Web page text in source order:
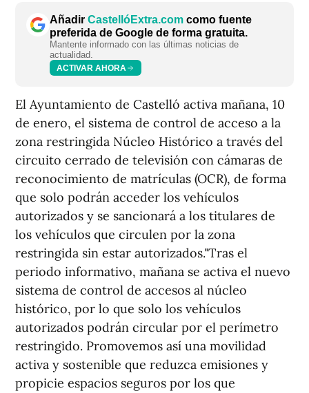
Añadir CastellóExtra.com como fuente
preferida de Google de forma gratuita.
Mantente informado con las últimas noticias de
actualidad.
ACTIVAR AHORA
El Ayuntamiento de Castelló activa mañana, 10
de enero, el sistema de control de acceso a la
zona restringida Núcleo Histórico a través del
circuito cerrado de televisión con cámaras de
reconocimiento de matrículas (OCR), de forma
que solo podrán acceder los vehículos
autorizados y se sancionará a los titulares de
los vehículos que circulen por la zona
restringida sin estar autorizados."Tras el
periodo informativo, mañana se activa el nuevo
sistema de control de accesos al núcleo
histórico, por lo que solo los vehículos
autorizados podrán circular por el perímetro
restringido. Promovemos así una movilidad
activa y sostenible que reduzca emisiones y
propicie espacios seguros por los que